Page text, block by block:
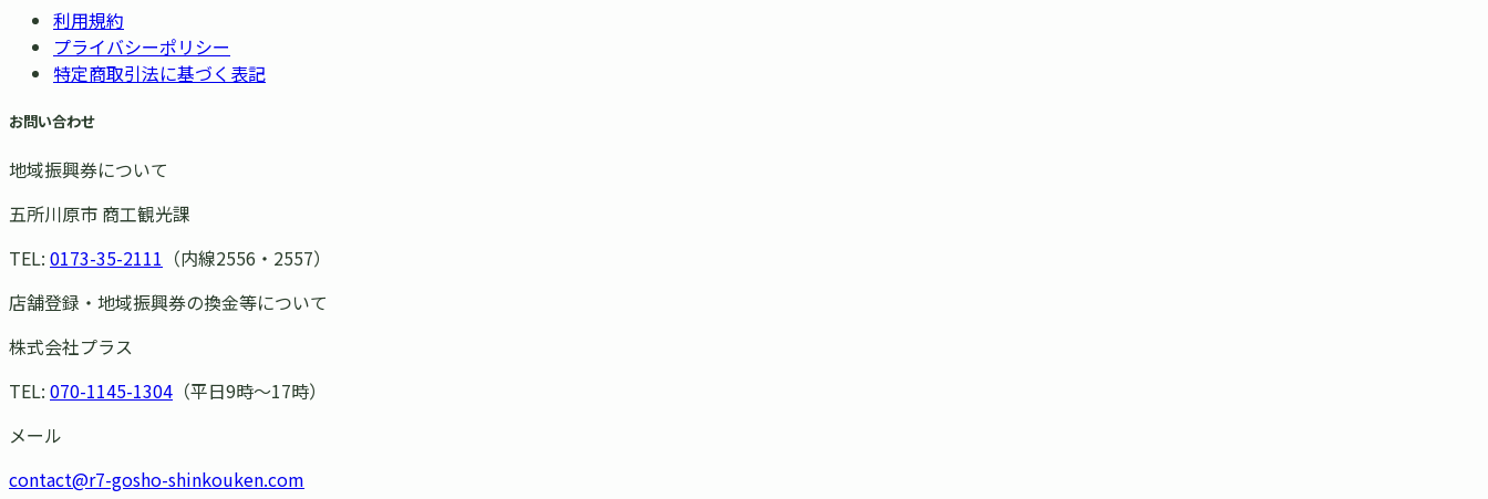
利用規約
プライバシーポリシー
特定商取引法に基づく表記
お問い合わせ
地域振興券について
五所川原市 商工観光課
TEL: 0173-35-2111 （内線2556・2557）
店舗登録・地域振興券の換金等について
株式会社プラス
TEL: 070-1145-1304 （平日9時〜17時）
メール
contact@r7-gosho-shinkouken.com